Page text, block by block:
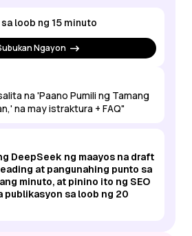
loob ng 15 minuto
Ngayon
na 'Paano Pumili ng Tamang
na may istraktura + FAQ"
DeepSeek ng maayos na draft
at pangunahing punto sa
minuto, at pinino ito ng SEO
publikasyon sa loob ng 20